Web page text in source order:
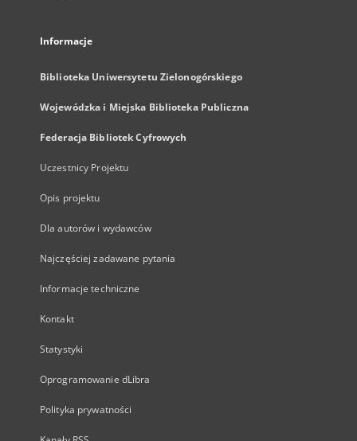
Informacje
Biblioteka Uniwersytetu Zielonogórskiego
Wojewódzka i Miejska Biblioteka Publiczna
Federacja Bibliotek Cyfrowych
Uczestnicy Projektu
Opis projektu
Dla autorów i wydawców
Najczęściej zadawane pytania
Informacje techniczne
Kontakt
Statystyki
Oprogramowanie dLibra
Polityka prywatności